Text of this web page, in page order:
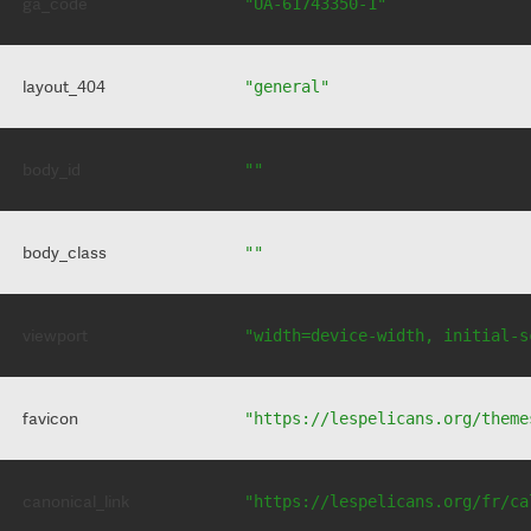
layout_404 "general"
""
body_class ""
"width=device-width, initial-
favicon "https://lespelicans.org/
"https://lespelicans.org/fr/